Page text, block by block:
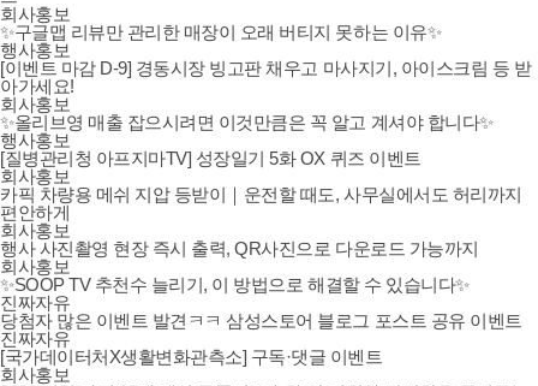
회사홍보
✨구글맵 리뷰만 관리한 매장이 오래 버티지 못하는 이유✨
행사홍보
[이벤트 마감 D-9] 경동시장 빙고판 채우고 마사지기, 아이스크림 등 받
아가세요!
회사홍보
✨올리브영 매출 잡으시려면 이것만큼은 꼭 알고 계셔야 합니다✨
행사홍보
[질병관리청 아프지마TV] 성장일기 5화 OX 퀴즈 이벤트
회사홍보
카픽 차량용 메쉬 지압 등받이｜운전할 때도, 사무실에서도 허리까지
편안하게
회사홍보
행사 사진촬영 현장 즉시 출력, QR사진으로 다운로드 가능까지
회사홍보
✨SOOP TV 추천수 늘리기, 이 방법으로 해결할 수 있습니다✨
진짜자유
당첨자 많은 이벤트 발견ㅋㅋ 삼성스토어 블로그 포스트 공유 이벤트
진짜자유
[국가데이터처X생활변화관측소] 구독·댓글 이벤트
회사홍보